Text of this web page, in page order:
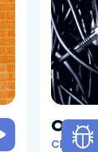
Only
CD